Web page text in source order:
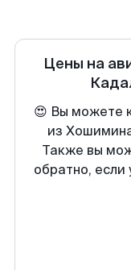
Цены на
😍 Вы можете
из
Также вы
обратно,